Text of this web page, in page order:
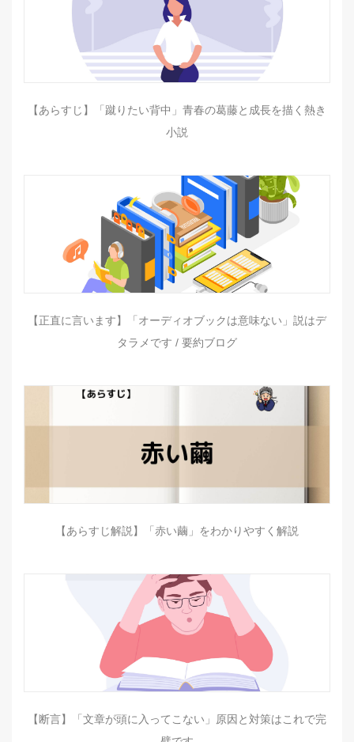
【あらすじ】「蹴りたい背中」青春の葛藤と成長を描く熱き
小説
【正直に言います】「オーディオブックは意味ない」説はデ
タラメです / 要約ブログ
【あらすじ解説】「赤い繭」をわかりやすく解説
【断言】「文章が頭に入ってこない」原因と対策はこれで完